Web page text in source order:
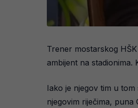
Trener mostarskog
ambijent na stadionima.
Iako je njegov tim u
njegovim riječima,